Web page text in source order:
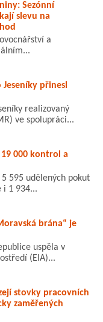
Sezónní
slevu na
a
přinesl
realizovaný
ve spolupráci...
000 kontrol a
595 udělených pokut
i 1 934...
brána“ je
uspěla v
(EIA)...
stovky pracovních
zaměřených